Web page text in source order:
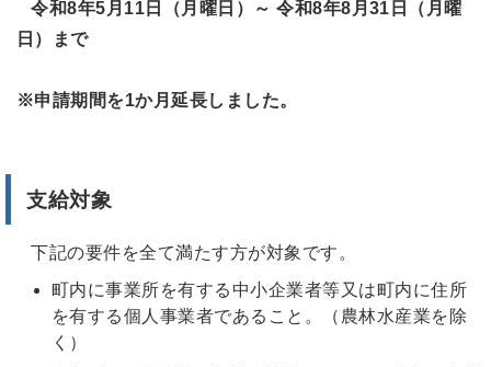
令和8年5月11日（月曜日）～ 令和8年8月31日（月曜
日）まで
※申請期間を1か月延長しました。
支給対象
下記の要件を全て満たす方が対象です。
町内に事業所を有する中小企業者等又は町内に住所
を有する個人事業者であること。（農林水産業を除
く）